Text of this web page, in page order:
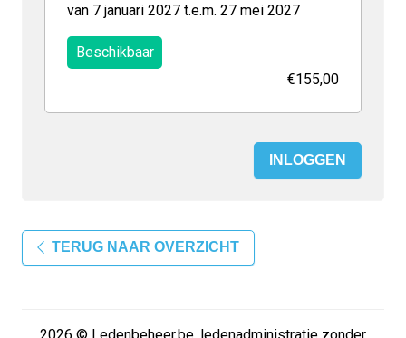
van 7 januari 2027 t.e.m. 27 mei 2027
Beschikbaar
€155,00
INLOGGEN
TERUG NAAR OVERZICHT